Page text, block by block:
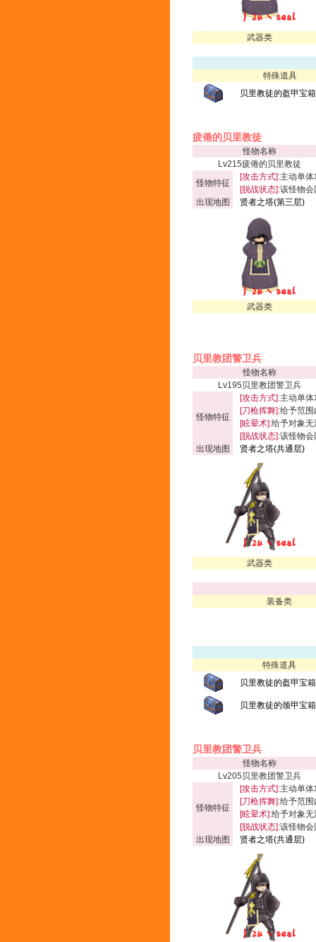
武器类
特殊道具
贝里教徒的盔甲宝
疲倦的贝里教徒
怪物名称
Lv215疲倦的贝里教徒
怪物特征
[攻击方式]:主动单体
[脱战状态]:该怪物会
出现地图
贤者之塔(第三层)
武器类
贝里教团警卫兵
怪物名称
Lv195贝里教团警卫兵
怪物特征
[攻击方式]:主动单体
[刀枪挥舞]:给予范
[眩晕术]:给予对象
[脱战状态]:该怪物会
出现地图
贤者之塔(共通层)
武器类
装备类
特殊道具
贝里教徒的盔甲宝
贝里教徒的颈甲宝
贝里教团警卫兵
怪物名称
Lv205贝里教团警卫兵
怪物特征
[攻击方式]:主动单体
[刀枪挥舞]:给予范
[眩晕术]:给予对象
[脱战状态]:该怪物会
出现地图
贤者之塔(共通层)